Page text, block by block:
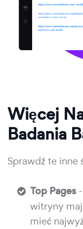
Więcej
Badania
Sprawdź te
Top Pages
witryny
mieć